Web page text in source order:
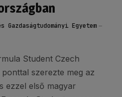
Gazdaságtudományi Egyetem
Student Czech
szerezte meg az
ezzel első magyar